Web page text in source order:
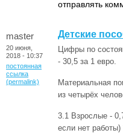
отправлять
master
20 июня,
2018 - 10:37
постоянная
ссылка
(permalink)
Детские
Цифры по
- 30,5 за 1 евро.
Материальная
из четырёх
3.1 Взрослые -
если нет